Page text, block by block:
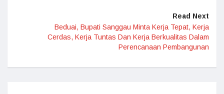
Read Next
Beduai, Bupati Sanggau Minta Kerja Tepat, Kerja
Cerdas, Kerja Tuntas Dan Kerja Berkualitas Dalam
Perencanaan Pembangunan